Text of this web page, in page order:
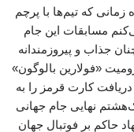
که تیم‌ها با پرچم
مسابقات این جام
جذاب و پیروزمندانه
«فولارین بالوگون»
کارت قرمز را به
نهایی جام جهانی
حاکم بر فوتبال جهان